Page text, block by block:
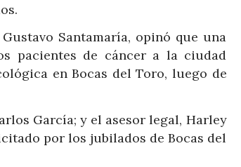
Santamaría, opinó que una
pacientes de cáncer a la ciudad
en Bocas del Toro, luego de
García; y el asesor legal, Harley
por los jubilados de Bocas del